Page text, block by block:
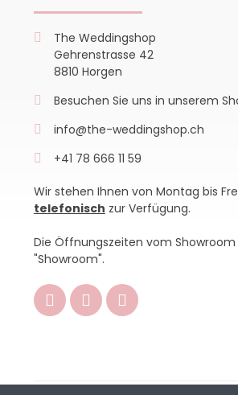
The Weddingshop
Gehrenstrasse 42
8810 Horgen
Besuchen Sie uns in unserem
info@the-weddingshop.ch
+41 78 666 11 59
Wir stehen Ihnen von Montag bis
telefonisch zur Verfügung.
Die Öffnungszeiten vom
"Showroom".